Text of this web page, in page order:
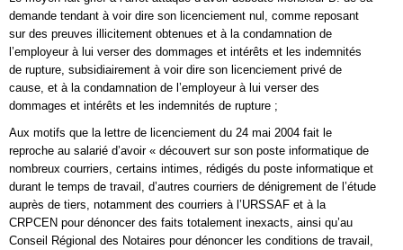
demande tendant à voir dire son licenciement nul, comme reposant
sur des preuves illicitement obtenues et à la condamnation de
l’employeur à lui verser des dommages et intérêts et les indemnités
de rupture, subsidiairement à voir dire son licenciement privé de
cause, et à la condamnation de l’employeur à lui verser des
dommages et intérêts et les indemnités de rupture ;
Aux motifs que la lettre de licenciement du 24 mai 2004 fait le
reproche au salarié d’avoir « découvert sur son poste informatique de
nombreux courriers, certains intimes, rédigés du poste informatique et
durant le temps de travail, d’autres courriers de dénigrement de l’étude
auprès de tiers, notamment des courriers à l’URSSAF et à la
CRPCEN pour dénoncer des faits totalement inexacts, ainsi qu’au
Conseil Régional des Notaires pour dénoncer les conditions de travail,